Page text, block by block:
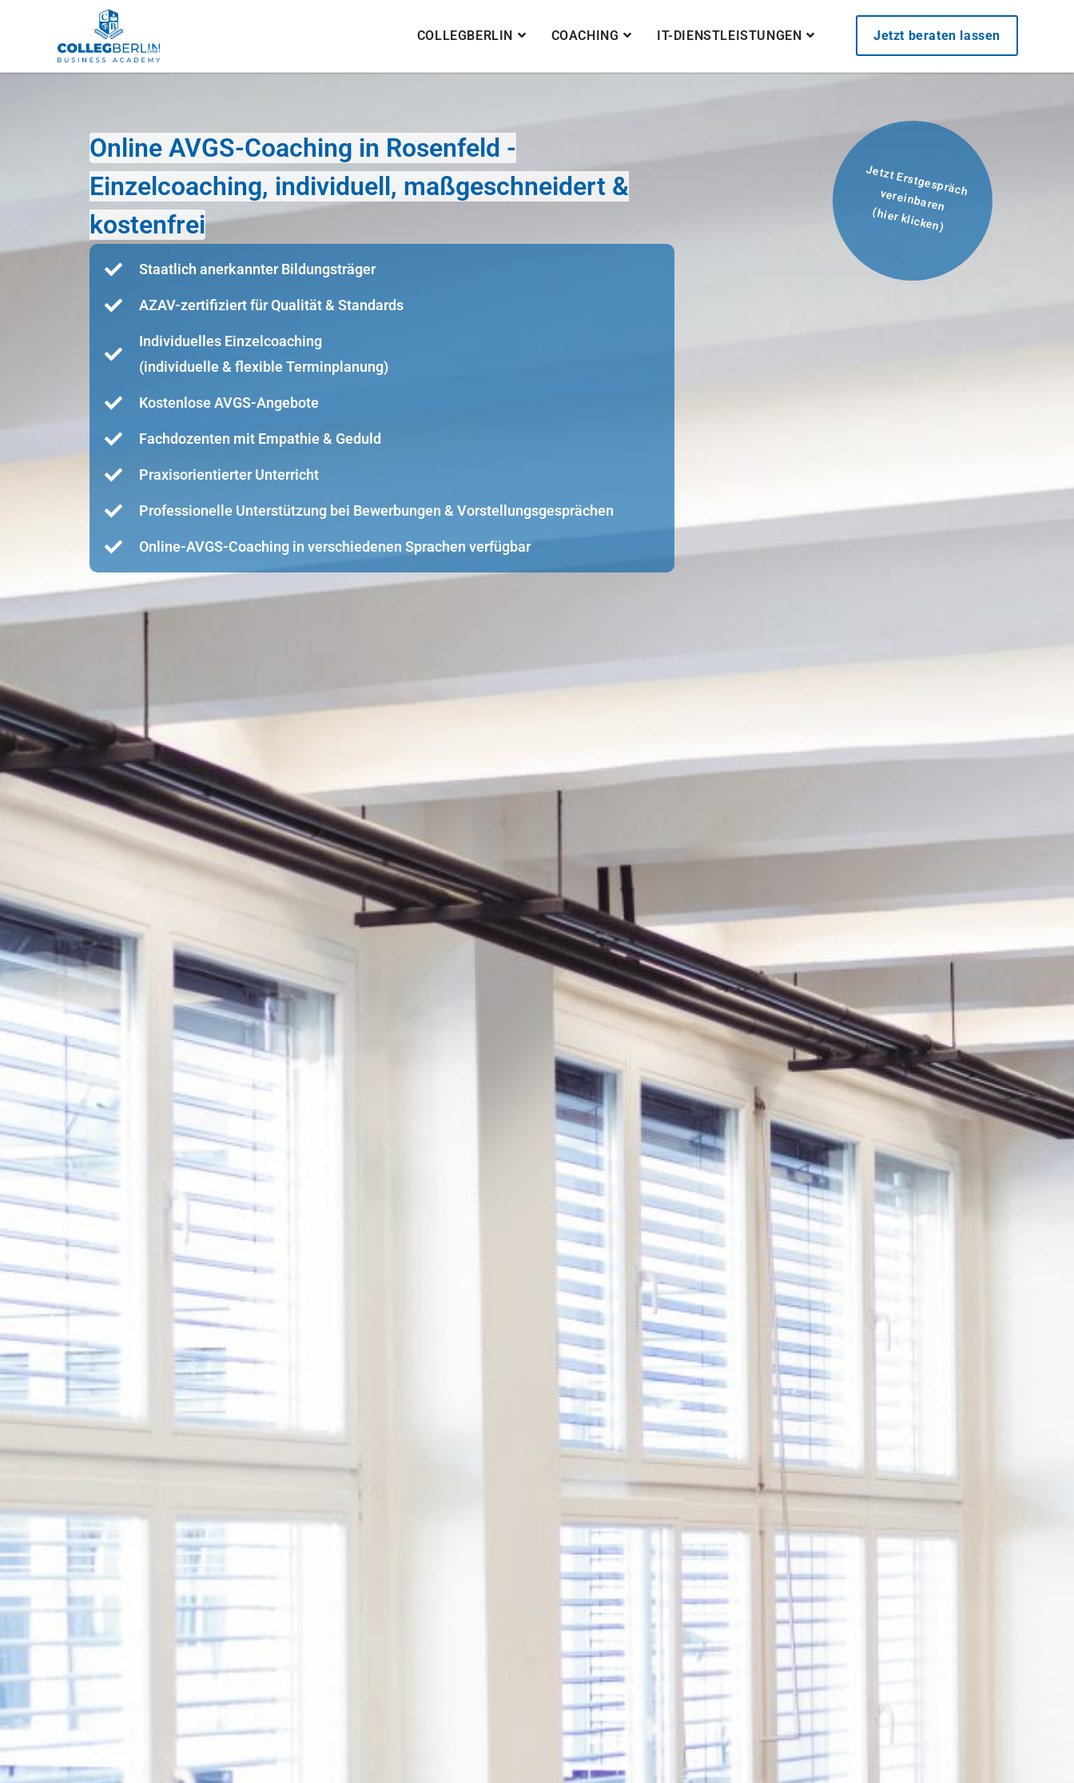
COLLEGBERLIN COACHING IT-DIENSTLEISTUNGEN Jetzt beraten lassen
Online AVGS-Coaching in Rosenfeld -
Einzelcoaching, individuell, maßgeschneidert &
kostenfrei
Staatlich anerkannter Bildungsträger
AZAV-zertifiziert für Qualität & Standards
Individuelles Einzelcoaching
(individuelle & flexible Terminplanung)
Kostenlose AVGS-Angebote
Fachdozenten mit Empathie & Geduld
Praxisorientierter Unterricht
Professionelle Unterstützung bei Bewerbungen & Vorstellungsgesprächen
Online-AVGS-Coaching in verschiedenen Sprachen verfügbar
Jetzt Erstgespräch
vereinbaren
(hier klicken)